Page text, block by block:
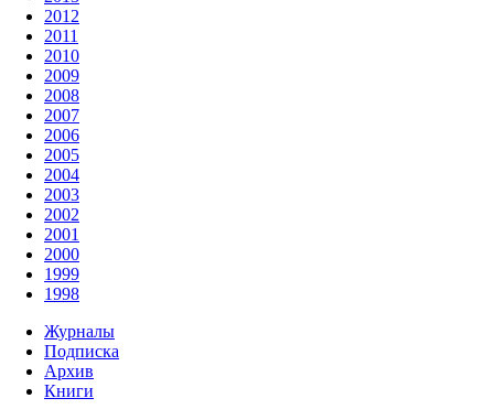
2012
2011
2010
2009
2008
2007
2006
2005
2004
2003
2002
2001
2000
1999
1998
Журналы
Подписка
Архив
Книги